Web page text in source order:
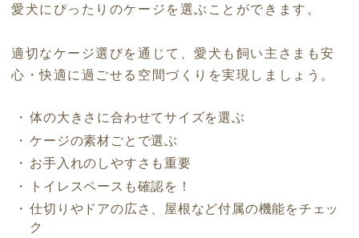
愛犬にぴったりのケージを選ぶことができます。
適切なケージ選びを通じて、愛犬も飼い主さまも安
心・快適に過ごせる空間づくりを実現しましょう。
体の大きさに合わせてサイズを選ぶ
ケージの素材ごとで選ぶ
お手入れのしやすさも重要
トイレスペースも確認を！
仕切りやドアの広さ、屋根など付属の機能をチェッ
ク